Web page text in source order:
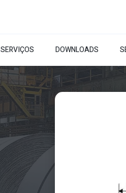
SERVIÇOS DOWNLOADS